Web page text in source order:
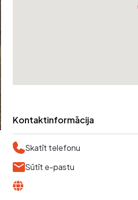
Kontaktinformācija
Skatīt telefonu
Sūtīt e-pastu